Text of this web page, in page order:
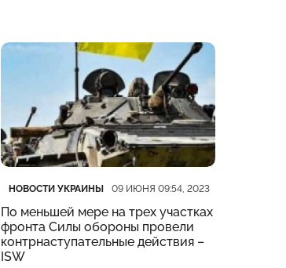
Категория
НОВОСТИ УКРАИНЫ
Дата публикации 09 ИЮНЯ 09:54, 2023
По меньшей мере на трех участках
фронта Силы обороны провели
контрнаступательные действия –
ISW